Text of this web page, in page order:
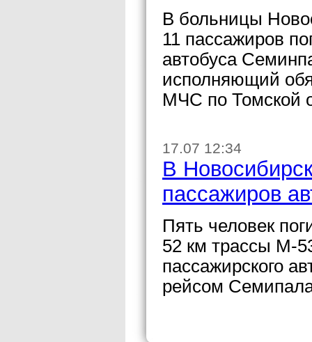
В больницы
11 пассажиров
автобуса
исполняющий
МЧС по Томской
17.07 12:34
В
пассажиров
Пять человек
52 км трассы М-
пассажирского
рейсом